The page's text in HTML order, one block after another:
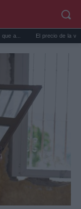
El precio de la vivienda